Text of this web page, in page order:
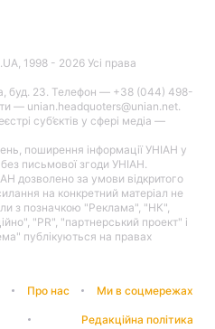
1998 - 2026 Усі права
буд. 23. Телефон — +38 (044) 498-
— unian.headquoters@unian.net.
суб’єктів у сфері медіа —
поширення інформації УНІАН у
письмової згоди УНІАН.
дозволено за умови відкритого
на конкретний матеріал не
з позначкою "Реклама", "НК",
"PR", "партнерський проект" і
публікуються на правах
Про нас Ми в соцмережах
Редакційна політика